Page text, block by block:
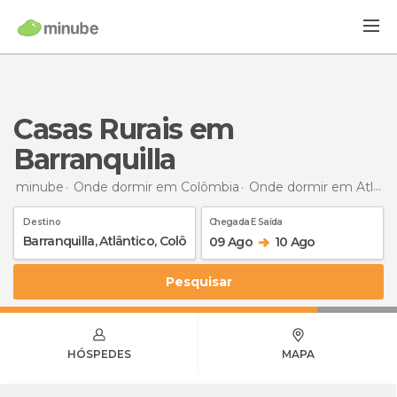
Casas Rurais em
Barranquilla
minube Onde dormir em Colômbia Onde dormir em Atlântico
Destino Chegada E Saída
09 Ago 10 Ago
Pesquisar
HÓSPEDES MAPA